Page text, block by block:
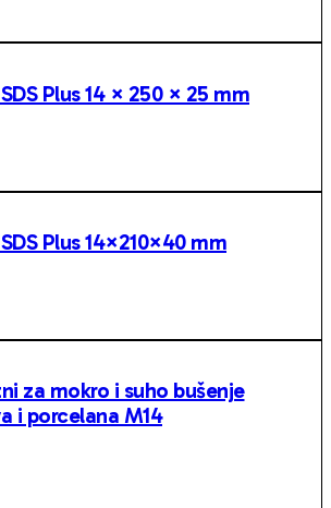
Plus 14 × 250 × 25 mm
Plus 14×210×40 mm
za mokro i suho bušenje
i porcelana M14